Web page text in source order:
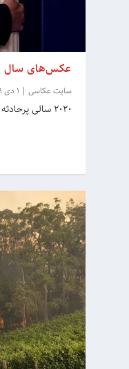
عکس‌های سال 2020: جهان در یک نگاه
سایت عکاسی | 1 دی 1399
2020 سالی پرحادثه بود، شاید یکی از عجیب‌ترین سال‌های قرن بیست‌ویکم!